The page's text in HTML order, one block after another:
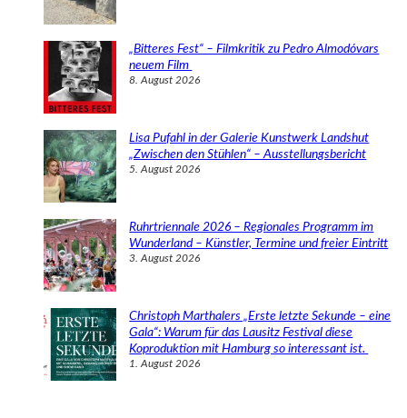
„Bitteres Fest“ – Filmkritik zu Pedro Almodóvars
neuem Film
8. August 2026
Lisa Pufahl in der Galerie Kunstwerk Landshut
„Zwischen den Stühlen“ – Ausstellungsbericht
5. August 2026
Ruhrtriennale 2026 – Regionales Programm im
Wunderland – Künstler, Termine und freier Eintritt
3. August 2026
Christoph Marthalers „Erste letzte Sekunde – eine
Gala“: Warum für das Lausitz Festival diese
Koproduktion mit Hamburg so interessant ist.
1. August 2026